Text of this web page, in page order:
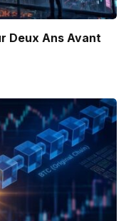
Deux Ans Avant